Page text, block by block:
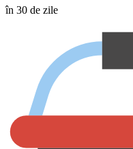
în 30 de zile